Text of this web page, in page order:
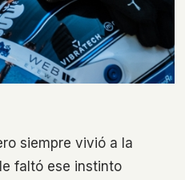
siempre vivió a la
faltó ese instinto